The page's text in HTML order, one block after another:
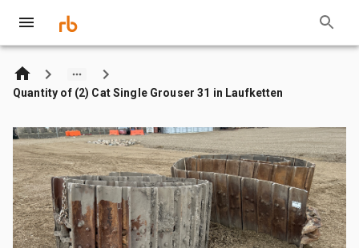
Quantity of (2) Cat Single Grouser 31 in Laufketten